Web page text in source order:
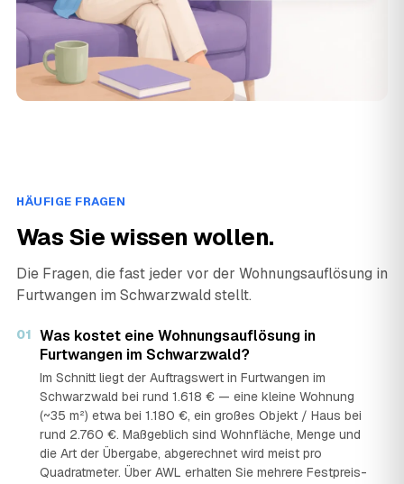
HÄUFIGE FRAGEN
Was Sie wissen wollen.
Die Fragen, die fast jeder vor der Wohnungsauflösung in
Furtwangen im Schwarzwald stellt.
01 Was kostet eine Wohnungsauflösung in
Furtwangen im Schwarzwald?
Im Schnitt liegt der Auftragswert in Furtwangen im
Schwarzwald bei rund 1.618 € — eine kleine Wohnung
(~35 m²) etwa bei 1.180 €, ein großes Objekt / Haus bei
rund 2.760 €. Maßgeblich sind Wohnfläche, Menge und
die Art der Übergabe, abgerechnet wird meist pro
Quadratmeter. Über AWL erhalten Sie mehrere Festpreis-